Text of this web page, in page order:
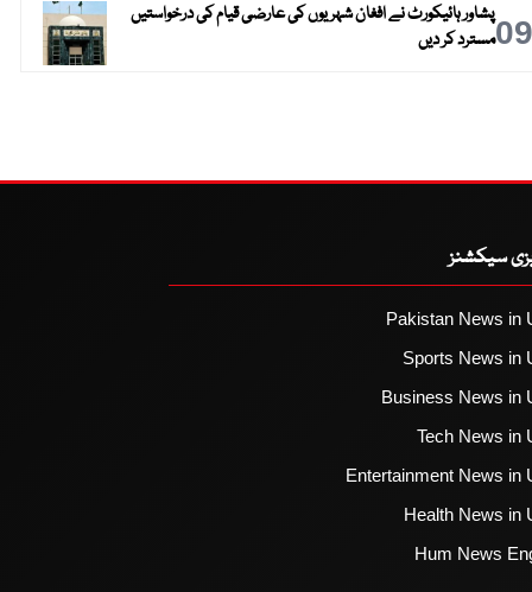
09پشاور ہائیکورٹ نے افغان شہریوں کی عارضی قیام کی درخواستیں
مسترد کر دیں
سیکشنز
Pakistan News in
Sports News in
Business News in
Tech News in
Entertainment News in
Health News in
Hum News